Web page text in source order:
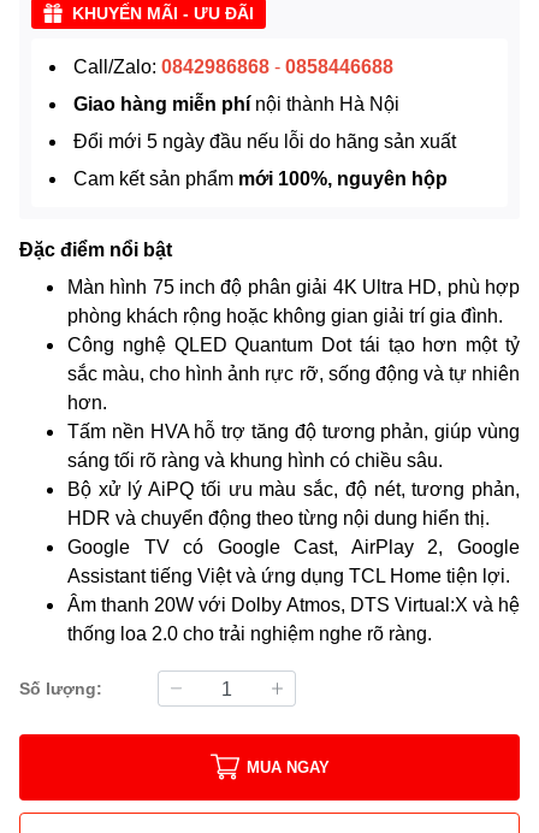
KHUYẾN MÃI - ƯU ĐÃI
Call/Zalo: 0842986868 - 0858446688
Giao hàng miễn phí nội thành Hà Nội
Đổi mới 5 ngày đầu nếu lỗi do hãng sản xuất
Cam kết sản phẩm mới 100%, nguyên hộp
Đặc điểm nổi bật
Màn hình 75 inch độ phân giải 4K Ultra HD, phù hợp
phòng khách rộng hoặc không gian giải trí gia đình.
Công nghệ QLED Quantum Dot tái tạo hơn một tỷ
sắc màu, cho hình ảnh rực rỡ, sống động và tự nhiên
hơn.
Tấm nền HVA hỗ trợ tăng độ tương phản, giúp vùng
sáng tối rõ ràng và khung hình có chiều sâu.
Bộ xử lý AiPQ tối ưu màu sắc, độ nét, tương phản,
HDR và chuyển động theo từng nội dung hiển thị.
Google TV có Google Cast, AirPlay 2, Google
Assistant tiếng Việt và ứng dụng TCL Home tiện lợi.
Âm thanh 20W với Dolby Atmos, DTS Virtual:X và hệ
thống loa 2.0 cho trải nghiệm nghe rõ ràng.
Số lượng:
MUA NGAY